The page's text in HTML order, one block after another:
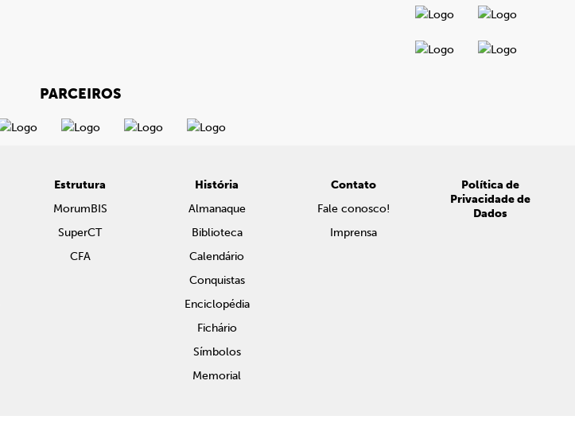
PARCEIROS
Estrutura
MorumBIS
SuperCT
CFA
História
Almanaque
Biblioteca
Calendário
Conquistas
Enciclopédia
Fichário
Símbolos
Memorial
Contato
Fale conosco!
Imprensa
Política de
Privacidade de
Dados